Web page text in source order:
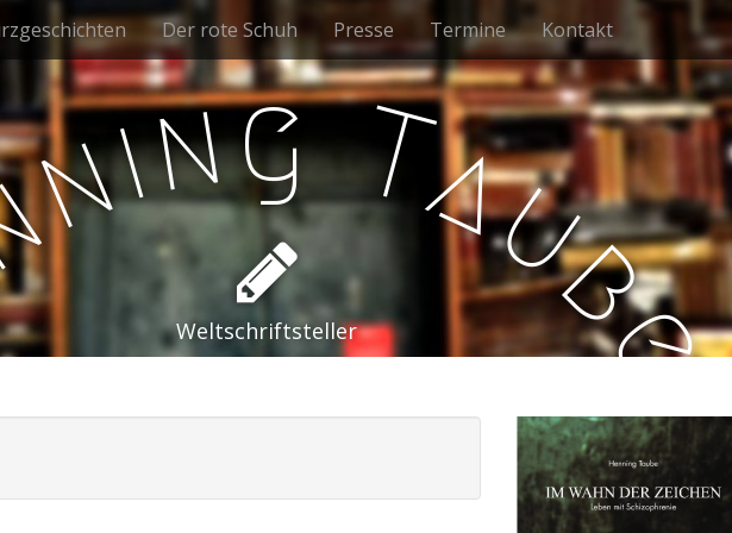
Der rote Schuh Presse Termine Kontakt
n
ing Ta
u
b
e
Weltschriftsteller